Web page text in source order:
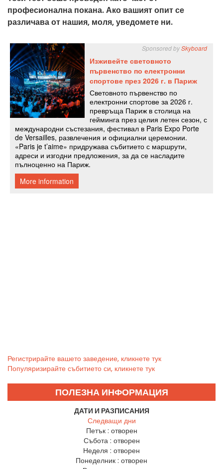
професионална покана. Ако вашият опит се
различава от нашия, моля, уведомете ни.
Регистрирайте вашето заведение, кликнете тук
Популяризирайте събитието си, кликнете тук
ПОЛЕЗНА ИНФОРМАЦИЯ
ДАТИ И РАЗПИСАНИЯ
Следващи дни
Петък : отворен
Събота : отворен
Неделя : отворен
Понеделник : отворен